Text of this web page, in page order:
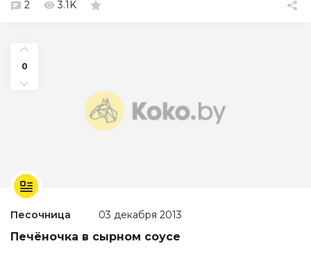
2 3.1K
0
Песочница 03 декабря 2013
Печёночка в сырном соусе